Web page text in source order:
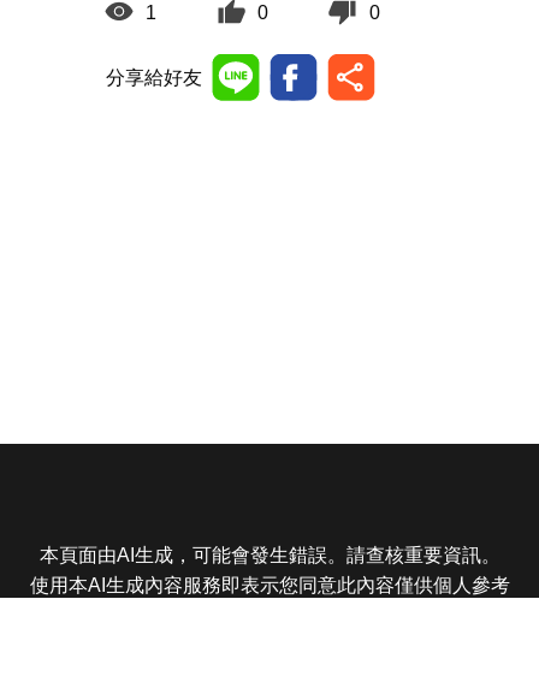
1 0 0
分享給好友
本頁面由AI生成，可能會發生錯誤。請查核重要資訊。
使用本AI生成內容服務即表示您同意此內容僅供個人參考